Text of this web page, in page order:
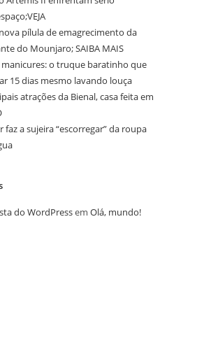
pílula de emagrecimento da
do Mounjaro; SAIBA MAIS
manicures: o truque baratinho que
15 dias mesmo lavando louça
atrações da Bienal, casa feita em
faz a sujeira “escorregar” da roupa
do WordPressem Olá, mundo!